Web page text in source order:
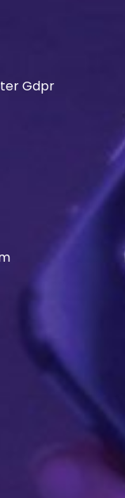
Gdpr